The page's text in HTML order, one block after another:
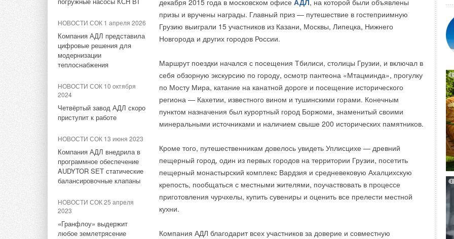
НОВОСТИ СОК 1 апреля 2026
Компания АДЛ представила
цифровые решения для
модернизации
теплоснабжения
НОВОСТИ СОК 10 октября
2024
Четвёртый завод АДЛ скоро
приступит к работе
НОВОСТИ СОК 13 июня 2023
Компания АДЛ внедрила в
программное обеспечение
AUDYTOR SET статические
балансировочные клапаны
НОВОСТИ СОК 25 апреля
2023
«Гранфлоу» выдержит
любое землетрясение
декабря 2015 года в московском офисе АДЛ, на которой были объявлены
призы и вручены награды. Главный приз — путешествие в гостеприимную
Грузию выиграли 15 участников из Казани, Москвы, Липецка, Нижнего
Новгорода и других городов России.
Маршрут поездки начался с посещения Тбилиси, столицы Грузии, и включал в
себя обзорную экскурсию по городу, осмотр пантеона «Мтацминда», прогулку
по Мосту Мира, катание на канатной дороге и посещение исторического
региона — Кахетии, известного вином и тушинскими горами. Конечным
пунктом назначения был курортный город Боржоми, знаменитый своими
минеральными источниками и наличием свыше 200 исторических памятников.
Кроме того, путешественникам довелось увидеть Уплисцихе — древний
пещерный город, один из первых городов на территории Грузии, посетить
пещерный монастырский комплекс Вардзия и средневековую Ахалцихскую
крепость, пообщаться с местными жителями, поучаствовать в процессе
приготовления чурчхелы, купить сувениры и оценить все прелести местной
кухни.
Компания АДЛ благодарит всех участников за доверие и совместную
за свою 137-летнюю историю
НОВОСТИ СОК 23 мая 2024
Петербургский завод Bosch
«Газпрома»
НОВОСТИ СОК 21 мая 2024
Bosch инвестировал в
аккумуляторов «следующего
НОВОСТИ СОК 27 апреля
2024
«Газпрома» управление
«дочками» Ariston и BSH
НОВОСТИ СОК 17 января 2023
стеклокерамикой, что предотвращает его электрохимическую коррозию. Также
стеклокерамическое покрытие в значительно меньшей степени подвержено
образованию накипи. Все вышеперечисленные характеристики увеличивают
срок службы тэна до 10 лет. При замене сухого тэна отсутствует
заменяется на новый.
Новинка Henco – коллекторы
MDSS для тёплого пола
ЖУРНАЛ СОК декабрь 2018
Итоги года и перспективы
рынка. Есть ли повод для
ЖУРНАЛ СОК август 2018
Рынок труб для ГВС и ХВС
сегодня и завтра. Опрос
Виктор Васильев — о
законах техноэволюции и
рынке металлопласта
ЖУРНАЛ СОК май 2018
Программы лояльности.
Инструменты и результаты
HENCO обратитесь к региональному менеджеру, которого можно найти на
сайте компании ООО "Хенко Рус" в разделе «контакты».